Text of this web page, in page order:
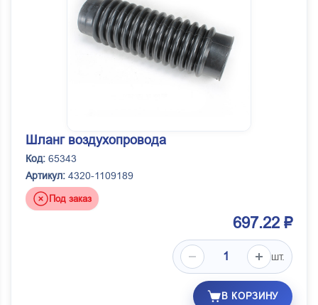
Шланг воздухопровода
Код: 65343
Артикул: 4320-1109189
Под заказ
697.22 ₽
шт.
В КОРЗИНУ